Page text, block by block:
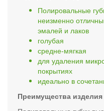
Полировальные
неизменно
эмалей и лаков
голубая
средне-мягкая
для удаления
покрытиях
идеально в
Преимущества изделия